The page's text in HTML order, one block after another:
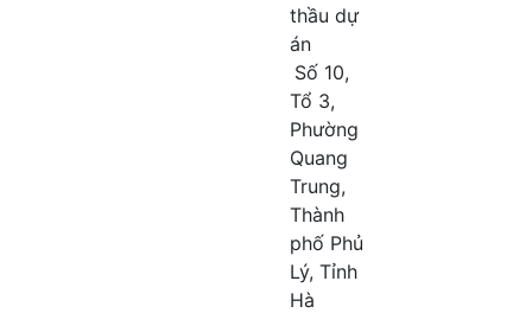
thầu dự
án
Số 10,
Tổ 3,
Phường
Quang
Trung,
Thành
phố Phủ
Lý, Tỉnh
Hà